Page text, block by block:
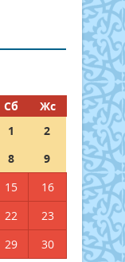
Сб
Жс
1
2
8
9
15
16
22
23
29
30